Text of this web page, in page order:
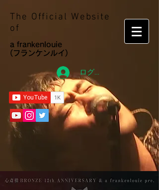
The Official Website
of
a frankenlouie
(フランケンルイ)
ログイン